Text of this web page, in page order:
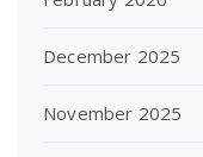
December 2025
November 2025